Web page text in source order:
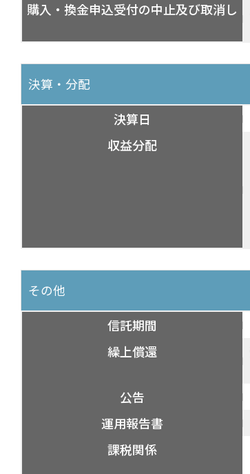
購入・換金申込受付の中止及び取消し
決算・分配
決算日
収益分配
その他
信託期間
繰上償還
公告
運用報告書
課税関係